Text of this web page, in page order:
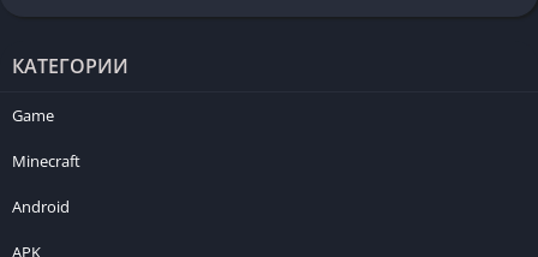
КАТЕГОРИИ
Game
Minecraft
Android
APK